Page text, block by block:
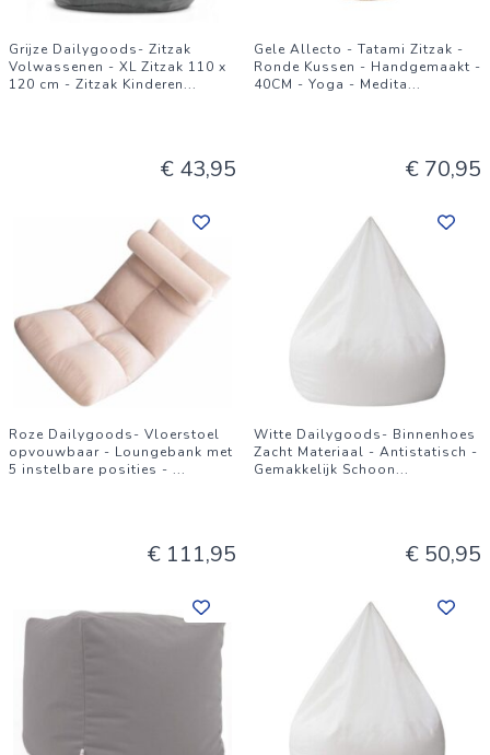
Grijze Dailygoods- Zitzak
Volwassenen - XL Zitzak 110 x
120 cm - Zitzak Kinderen...
€ 43,95
Gele Allecto - Tatami Zitzak -
Ronde Kussen - Handgemaakt -
40CM - Yoga - Medita...
€ 70,95
Roze Dailygoods- Vloerstoel
opvouwbaar - Loungebank met
5 instelbare posities - ...
€ 111,95
Witte Dailygoods- Binnenhoes
Zacht Materiaal - Antistatisch -
Gemakkelijk Schoon...
€ 50,95